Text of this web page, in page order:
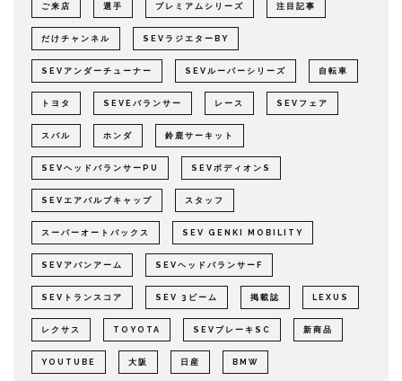
ご来店 選手 プレミアムシリーズ 注目記事
だけチャンネル SEVラジエターBY
SEVアンダーチューナー SEVルーパーシリーズ 自転車
トヨタ SEVEバランサー レース SEVフェア
スバル ホンダ 鈴鹿サーキット
SEVヘッドバランサーPU SEVボディオンS
SEVエアバルブキャップ スタッフ
スーパーオートバックス SEV GENKI MOBILITY
SEVアバンアーム SEVヘッドバランサーF
SEVトランスコア SEV 3ビーム 掲載誌 LEXUS
レクサス TOYOTA SEVブレーキSC 新商品
YOUTUBE 大阪 日産 BMW